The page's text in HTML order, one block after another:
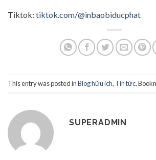
Tiktok: tiktok.com/@inbaobiducphat
This entry was posted inBlog hữu ích, Tin tức.
SUPERADMIN